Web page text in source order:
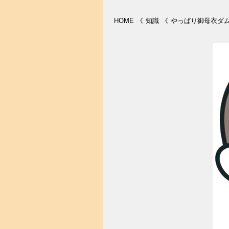
HOME 《 知識 《 やっぱり御母衣ダ